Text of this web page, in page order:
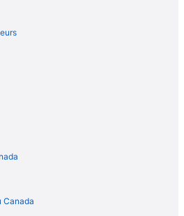
– Honolulu
Rentals Hawaii
Canada